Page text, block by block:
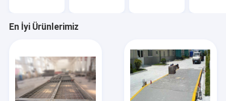
En İyi Ürünlerimiz